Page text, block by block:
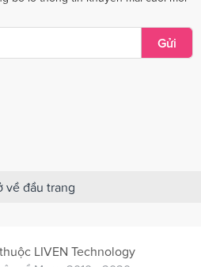
Gửi
về đầu trang
LIVEN Technology